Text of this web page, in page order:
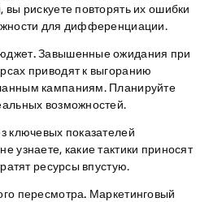
вы рискуете повторять их ошибки
для дифференциации.
Завышенные ожидания при
приводят к выгоранию
кампаниям. Планируйте
возможностей.
ключевых показателей
узнаете, какие тактики приносят
ресурсы впустую.
пересмотра. Маркетинговый